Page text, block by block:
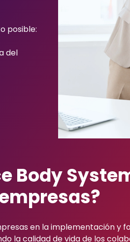
posible:
del
Body
en la implementación y
la calidad de vida de los